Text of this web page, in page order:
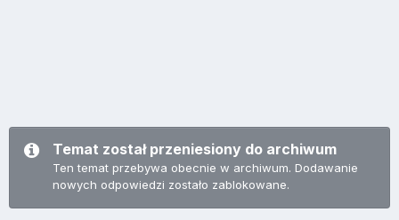
Temat został przeniesiony do archiwum
Ten temat przebywa obecnie w archiwum. Dodawanie
nowych odpowiedzi zostało zablokowane.